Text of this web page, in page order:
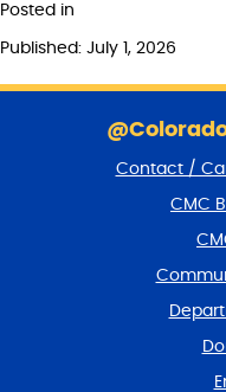
Posted in
Published: July 1, 2026
Contact /
CMC